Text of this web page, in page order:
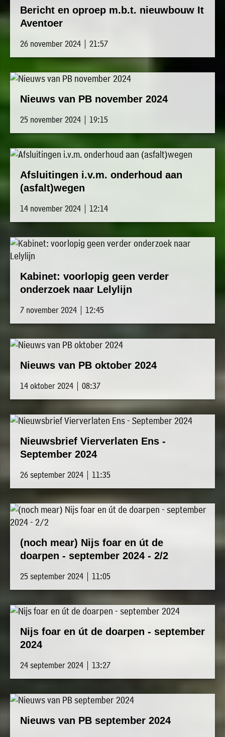
Bericht en oproep m.b.t. nieuwbouw It
Aventoer
26 november 2024 | 21:57
Nieuws van PB november 2024
25 november 2024 | 19:15
Afsluitingen i.v.m. onderhoud aan
(asfalt)wegen
14 november 2024 | 12:14
Kabinet: voorlopig geen verder
onderzoek naar Lelylijn
7 november 2024 | 12:45
Nieuws van PB oktober 2024
14 oktober 2024 | 08:37
Nieuwsbrief Vierverlaten Ens -
September 2024
26 september 2024 | 11:35
(noch mear) Nijs foar en út de
doarpen - september 2024 - 2/2
25 september 2024 | 11:05
Nijs foar en út de doarpen - september
2024
24 september 2024 | 13:27
Nieuws van PB september 2024